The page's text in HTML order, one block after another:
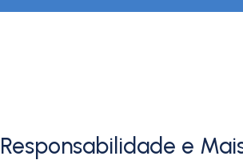
e